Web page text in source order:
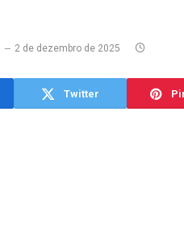
2 de dezembro de 2025
Twitter